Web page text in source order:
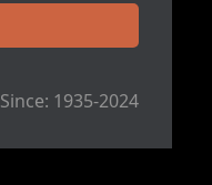
Since: 1935-2024